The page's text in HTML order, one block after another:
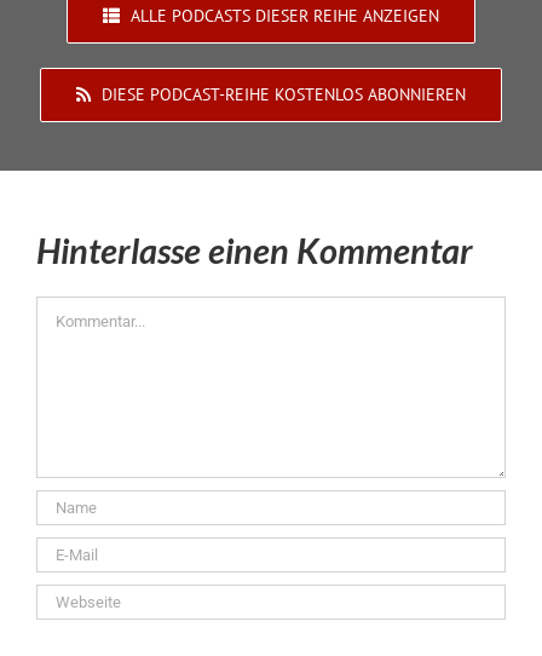
ALLE PODCASTS DIESER REIHE ANZEIGEN
DIESE PODCAST-REIHE KOSTENLOS ABONNIEREN
Hinterlasse einen Kommentar